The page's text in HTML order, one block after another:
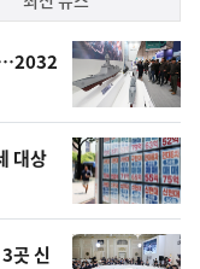
…2032
대상
곳 신